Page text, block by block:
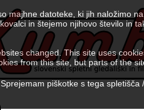
majhne datoteke, ki jih naložimo
in štejemo njihovo število in
changed. This site uses
from this site, but parts of the
Sprejemam piškotke s tega